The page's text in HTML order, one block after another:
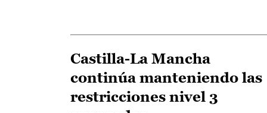
Castilla-La Mancha
continúa manteniendo las
restricciones nivel 3